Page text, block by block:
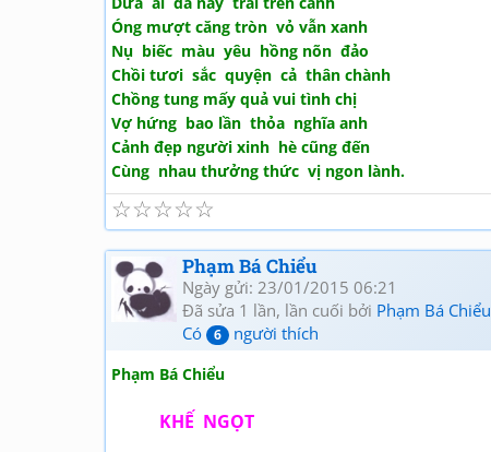
Óng mượt căng tròn vỏ vẫn xanh
Nụ biếc màu yêu hồng nõn đảo
Chồi tươi sắc quyện cả thân chành
Chồng tung mấy quả vui tình chị
Vợ hứng bao lần thỏa nghĩa anh
Cảnh đẹp người xinh hè cũng đến
Cùng nhau thưởng thức vị ngon lành.
☆
☆
☆
☆
☆
Phạm Bá Chiểu
Ngày gửi: 23/01/2015 06:21
Đã sửa 1 lần, lần cuối bởi Phạm Bá Chiểu
Có
6 người thích
Phạm Bá Chiểu
KHẾ NGỌT